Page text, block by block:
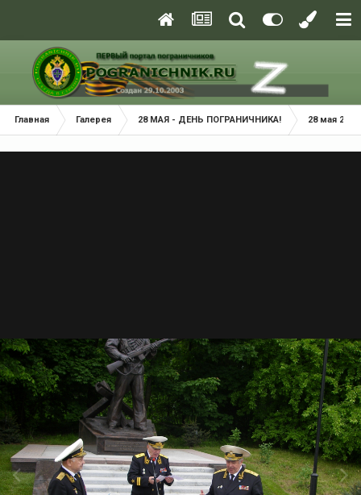
Главная Галерея 28 МАЯ - ДЕНЬ ПОГРАНИЧНИКА! 28 мая